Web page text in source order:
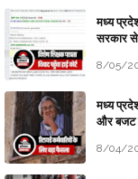
मध्य
सरकार से
8/05/
मध्य
और बजट
8/04/